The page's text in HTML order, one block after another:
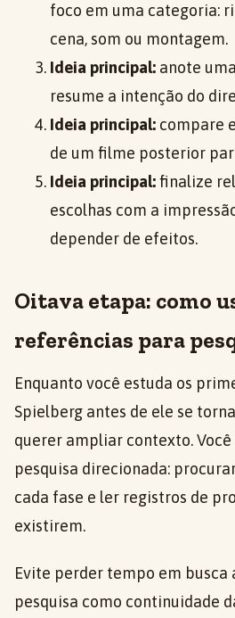
foco em uma categoria:
cena, som ou montagem.
Ideia principal: anote
resume a intenção do
Ideia principal: compare
de um filme posterior
Ideia principal:finalize
escolhas com a
depender de efeitos.
Oitava etapa: como
referências para
Enquanto você estuda os
Spielberg antes de ele se
querer ampliar contexto.
pesquisa direcionada:
cada fase e ler registros de
existirem.
Evite perder tempo em busca
pesquisa como continuidade